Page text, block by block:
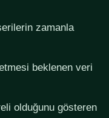
zamanla
beklenen veri
olduğunu gösteren